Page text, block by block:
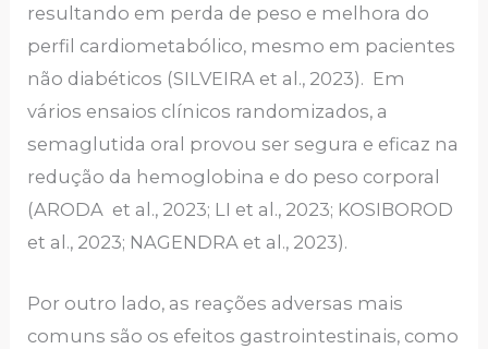
resultando em perda de peso e melhora do
perfil cardiometabólico, mesmo em pacientes
não diabéticos (SILVEIRA et al., 2023). Em
vários ensaios clínicos randomizados, a
semaglutida oral provou ser segura e eficaz na
redução da hemoglobina e do peso corporal
(ARODA et al., 2023; LI et al., 2023; KOSIBOROD
et al., 2023; NAGENDRA et al., 2023).
Por outro lado, as reações adversas mais
comuns são os efeitos gastrointestinais, como